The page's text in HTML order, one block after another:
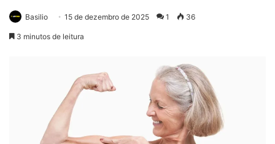
Basilio 15 de dezembro de 2025 1 36
3 minutos de leitura